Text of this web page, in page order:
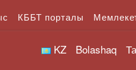
КББТ порталы
KZ Bolashaq